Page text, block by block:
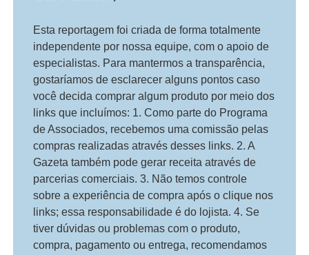
Esta reportagem foi criada de forma totalmente
independente por nossa equipe, com o apoio de
especialistas. Para mantermos a transparência,
gostaríamos de esclarecer alguns pontos caso
você decida comprar algum produto por meio dos
links que incluímos: 1. Como parte do Programa
de Associados, recebemos uma comissão pelas
compras realizadas através desses links. 2. A
Gazeta também pode gerar receita através de
parcerias comerciais. 3. Não temos controle
sobre a experiência de compra após o clique nos
links; essa responsabilidade é do lojista. 4. Se
tiver dúvidas ou problemas com o produto,
compra, pagamento ou entrega, recomendamos